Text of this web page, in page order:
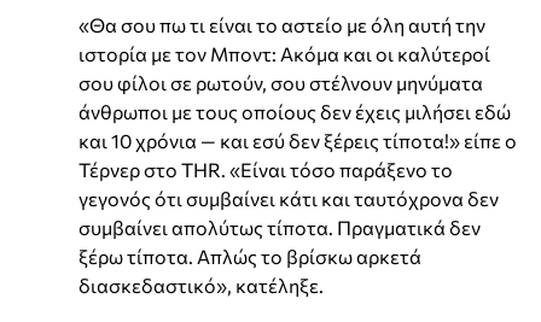
«Θα σου πω τι είναι το αστείο με όλη αυτή την
ιστορία με τον Μποντ: Ακόμα και οι καλύτεροί
σου φίλοι σε ρωτούν, σου στέλνουν μηνύματα
άνθρωποι με τους οποίους δεν έχεις μιλήσει εδώ
και 10 χρόνια — και εσύ δεν ξέρεις τίποτα!» είπε ο
Τέρνερ στο THR. «Είναι τόσο παράξενο το
γεγονός ότι συμβαίνει κάτι και ταυτόχρονα δεν
συμβαίνει απολύτως τίποτα. Πραγματικά δεν
ξέρω τίποτα. Απλώς το βρίσκω αρκετά
διασκεδαστικό», κατέληξε.